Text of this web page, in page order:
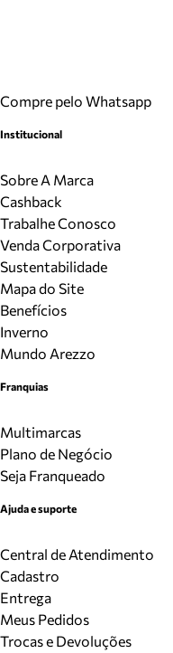
Compre pelo Whatsapp
Institucional
Sobre A Marca
Cashback
Trabalhe Conosco
Venda Corporativa
Sustentabilidade
Mapa do Site
Benefícios
Inverno
Mundo Arezzo
Franquias
Multimarcas
Plano de Negócio
Seja Franqueado
Ajuda e suporte
Central de Atendimento
Cadastro
Entrega
Meus Pedidos
Trocas e Devoluções